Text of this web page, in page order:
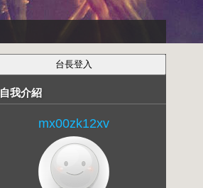
自我介紹
mx00zk12xv